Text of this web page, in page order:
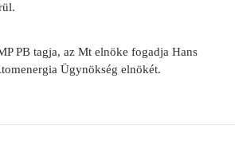
PB tagja, az Mt elnöke fogadja Hans
Ügynökség elnökét.